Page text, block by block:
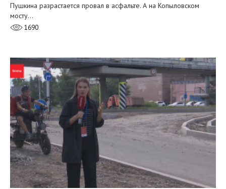
Пушкина разрастается провал в асфальте. А на Копыловском
мосту…
1690